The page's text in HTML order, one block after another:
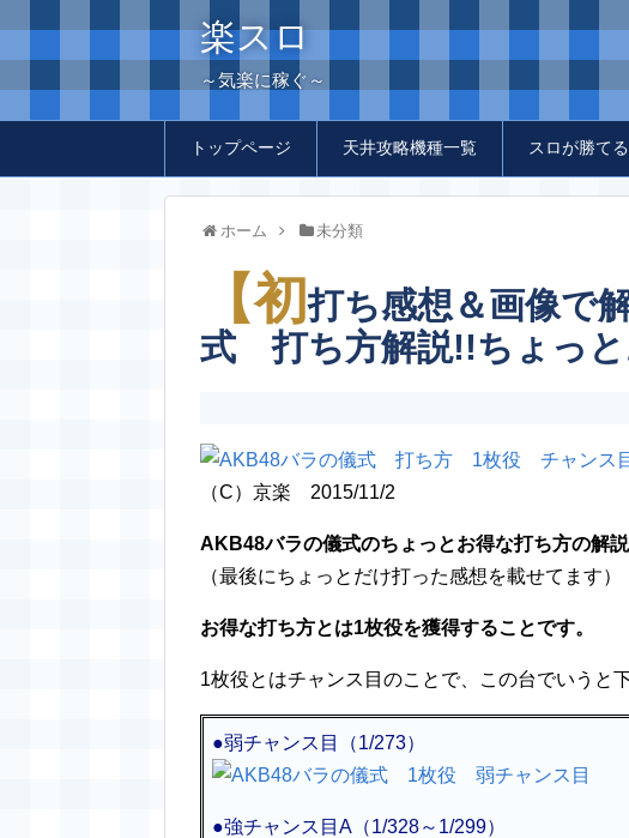
楽スロ
～気楽に稼ぐ～
トップページ 天井攻略機種一覧 スロが勝て
ホーム 未分類
【初打ち感想＆画像で
式 打ち方解説!!ちょっと
（C）京楽 2015/11/2
AKB48バラの儀式のちょっとお得な打ち方の解説
（最後にちょっとだけ打った感想を載せてます）
お得な打ち方とは1枚役を獲得することです。
1枚役とはチャンス目のことで、この台でいうと
●弱チャンス目（1/273）
●強チャンス目A（1/328～1/299）